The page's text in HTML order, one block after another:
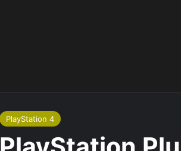
PlayStation 4